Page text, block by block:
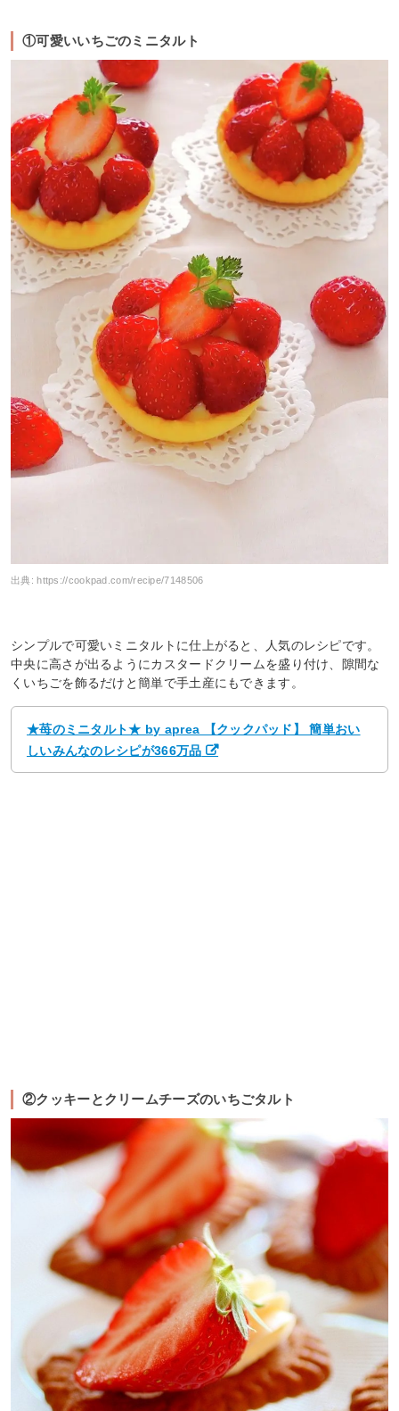
①可愛いいちごのミニタルト
出典:https://cookpad.com/recipe/7148506
シンプルで可愛いミニタルトに仕上がると、人気のレシピです。
中央に高さが出るようにカスタードクリームを盛り付け、隙間な
くいちごを飾るだけと簡単で手土産にもできます。
★苺のミニタルト★ by aprea 【クックパッド】 簡単おい
しいみんなのレシピが366万品
②クッキーとクリームチーズのいちごタルト